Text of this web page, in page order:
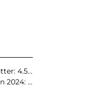
Sterne
Punkte